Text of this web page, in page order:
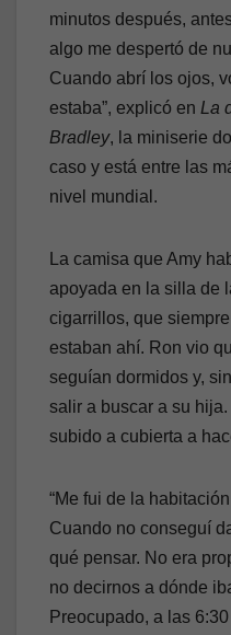
minutos después,
algo me despertó de
Cuando abrí los ojos,
estaba”, explicó en La
Bradley, la miniserie
caso y está entre las
nivel mundial.
La camisa que Amy
apoyada en la silla de
cigarrillos, que
estaban ahí. Ron vio
seguían dormidos y,
salir a buscar a su
subido a cubierta a
“Me fui de la
Cuando no conseguí
qué pensar. No era
no decirnos a dónde
Preocupado, a las